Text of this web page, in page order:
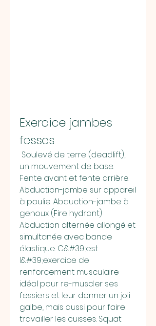
Exercice jambes
fesses
un mouvement de base.
Fente avant et fente arrière.
Abduction-jambe sur appareil
à poulie. Abduction-jambe à
genoux (Fire hydrant)
Abduction alternée allongé et
simultanée avec bande
élastique. C&#39;est
l&#39;exercice de
renforcement musculaire
idéal pour re-muscler ses
fessiers et leur donner un joli
galbe, mais aussi pour faire
travailler les cuisses. Squat